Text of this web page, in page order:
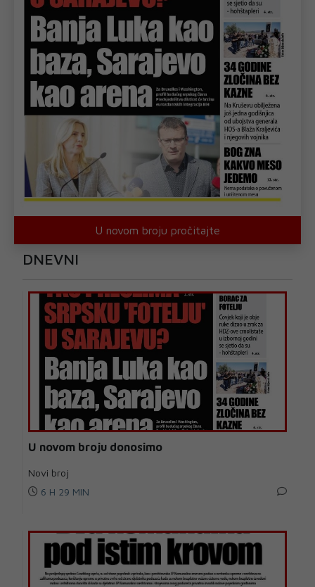
U novom broju pročitajte
DNEVNI
U novom broju donosimo
Novi broj
6 H 29 MIN